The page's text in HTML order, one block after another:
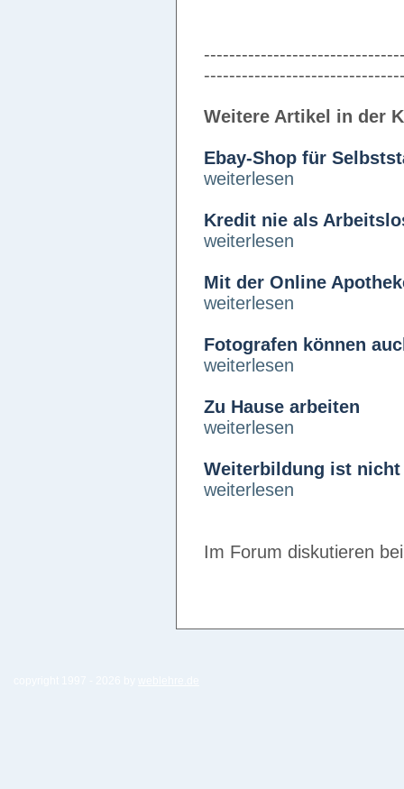
Weitere Artikel in der
Ebay-Shop für
weiterlesen
Kredit nie als
weiterlesen
Mit der Online
weiterlesen
Fotografen können
weiterlesen
Zu Hause arbeiten
weiterlesen
Weiterbildung ist
weiterlesen
Im Forum diskutieren